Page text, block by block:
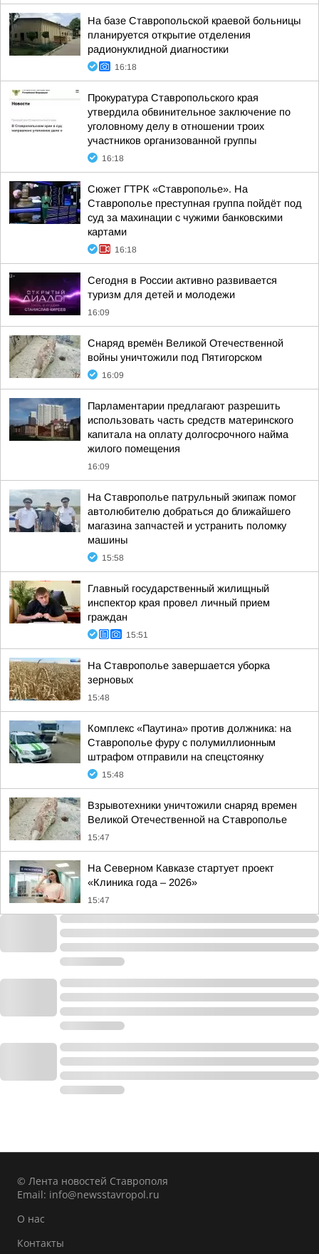
На базе Ставропольской краевой больницы
планируется открытие отделения
радионуклидной диагностики
16:18
Прокуратура Ставропольского края
утвердила обвинительное заключение по
уголовному делу в отношении троих
участников организованной группы
16:18
Сюжет ГТРК «Ставрополье». На
Ставрополье преступная группа пойдёт под
суд за махинации с чужими банковскими
картами
16:18
Сегодня в России активно развивается
туризм для детей и молодежи
16:09
Снаряд времён Великой Отечественной
войны уничтожили под Пятигорском
16:09
Парламентарии предлагают разрешить
использовать часть средств материнского
капитала на оплату долгосрочного найма
жилого помещения
16:09
На Ставрополье патрульный экипаж помог
автолюбителю добраться до ближайшего
магазина запчастей и устранить поломку
машины
15:58
Главный государственный жилищный
инспектор края провел личный прием
граждан
15:51
На Ставрополье завершается уборка
зерновых
15:48
Комплекс «Паутина» против должника: на
Ставрополье фуру с полумиллионным
штрафом отправили на спецстоянку
15:48
Взрывотехники уничтожили снаряд времен
Великой Отечественной на Ставрополье
15:47
На Северном Кавказе стартует проект
«Клиника года – 2026»
15:47
© Лента новостей Ставрополя
Email: info@newsstavropol.ru
О нас
Контакты